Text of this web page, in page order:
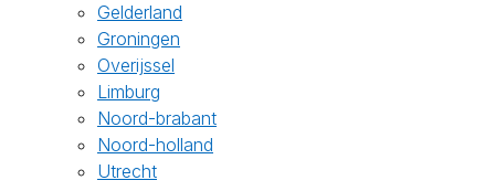
Gelderland
Groningen
Overijssel
Limburg
Noord-brabant
Noord-holland
Utrecht